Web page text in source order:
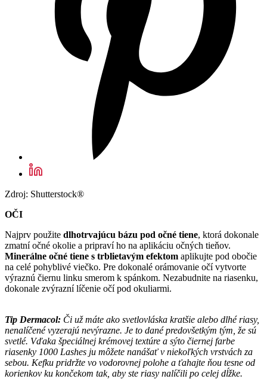
Zdroj: Shutterstock®
OČI
Najprv použite dlhotrvajúcu bázu pod očné tiene, ktorá dokonale
zmatní očné okolie a pripraví ho na aplikáciu očných tieňov.
Minerálne očné tiene s trblietavým efektom aplikujte pod obočie
na celé pohyblivé viečko. Pre dokonalé orámovanie očí vytvorte
výraznú čiernu linku smerom k spánkom. Nezabudnite na riasenku,
dokonale zvýrazní líčenie očí pod okuliarmi.
Tip Dermacol: Či už máte ako svetlovláska kratšie alebo dlhé riasy,
nenalíčené vyzerajú nevýrazne. Je to dané predovšetkým tým, že sú
svetlé. Vďaka špeciálnej krémovej textúre a sýto čiernej farbe
riasenky 1000 Lashes ju môžete nanášať v niekoľkých vrstvách za
sebou. Kefku pridržte vo vodorovnej polohe a ťahajte ňou tesne od
korienkov ku končekom tak, aby ste riasy nalíčili po celej dĺžke.